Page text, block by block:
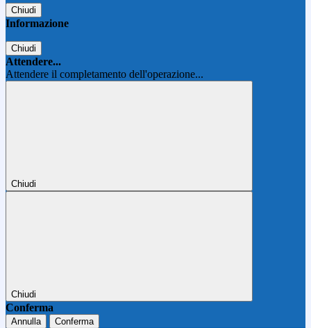
Chiudi
Informazione
Chiudi
Attendere...
Attendere il completamento dell'operazione...
Chiudi
Chiudi
Conferma
Annulla Conferma